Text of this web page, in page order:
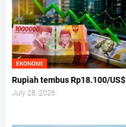
EKONOMI
Rupiah tembus Rp18.100/US$
July 28, 2026